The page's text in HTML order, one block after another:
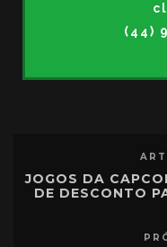
(44)
JOGOS DA
DE DESCONTO